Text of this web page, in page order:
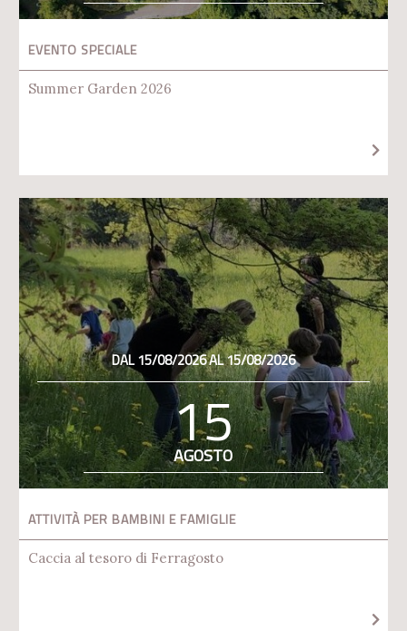
EVENTO SPECIALE
Summer Garden 2026
DAL 15/08/2026 AL 15/08/2026
15
AGOSTO
ATTIVITÀ PER BAMBINI E FAMIGLIE
Caccia al tesoro di Ferragosto